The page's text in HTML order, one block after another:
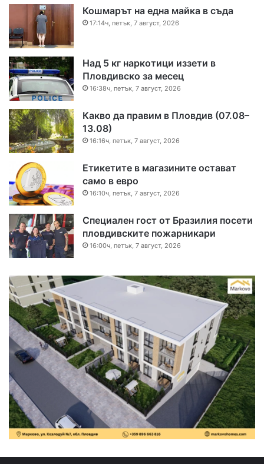
Кошмарът на една майка в съда
17:14ч, петък, 7 август, 2026
Над 5 кг наркотици иззети в
Пловдивско за месец
16:38ч, петък, 7 август, 2026
Какво да правим в Пловдив (07.08–
13.08)
16:16ч, петък, 7 август, 2026
Етикетите в магазините остават
само в евро
16:10ч, петък, 7 август, 2026
Специален гост от Бразилия посети
пловдивските пожарникари
16:00ч, петък, 7 август, 2026